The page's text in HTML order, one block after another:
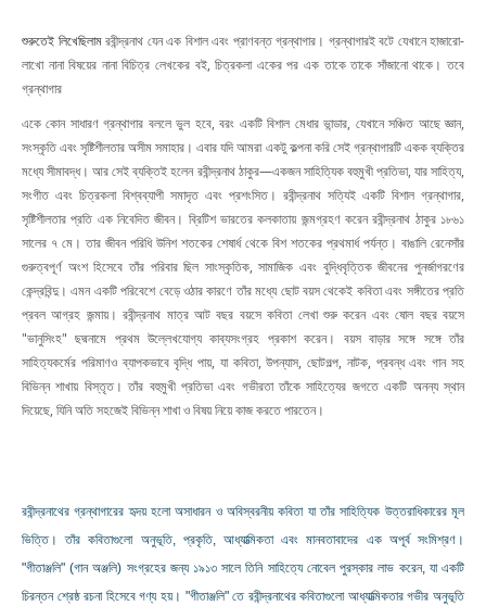
শুরুতেই লিখেছিলামরবীন্দ্রনাথ যেন এক বিশাল এবং প্রাণবন্ত গ্রন্থাগার। গ্রন্থাগারই বটে যেখানে হাজারো-
লাখো নানা বিষয়ের নানা বিচিত্র লেখকের বই, চিত্রকলা একের পর এক তাকে তাকে সাঁজানো থাকে। তবে
গ্রন্থাগার
একে কোন সাধারণ গ্রন্থাগার বললে ভুল হবে, বরং একটি বিশাল মেধার ভান্ডার, যেখানে সঞ্চিত আছে জ্ঞান,
সংস্কৃতি এবং সৃষ্টিশীলতার অসীম সমাহার। এবার যদি আমরা একটু কল্পনা করি সেই গ্রন্থাগারটি একক ব্যক্তির
মধ্যে সীমাবদ্ধ। আর সেই ব্যক্তিই হলেন রবীন্দ্রনাথ ঠাকুর—একজন সাহিত্যিক বহুমুখী প্রতিভা, যার সাহিত্য,
সংগীত এবং চিত্রকলা বিশ্বব্যাপী সমাদৃত এবং প্রশংসিত। রবীন্দ্রনাথ সত্যিই একটি বিশাল গ্রন্থাগার,
সৃষ্টিশীলতার প্রতি এক নিবেদিত জীবন। ব্রিটিশ ভারতের কলকাতায় জন্মগ্রহণ করেন রবীন্দ্রনাথ ঠাকুর ১৮৬১
সালের ৭ মে। তার জীবন পরিধি উনিশ শতকের শেষার্ধ থেকে বিশ শতকের প্রথমার্ধ পর্যন্ত। বাঙালি রেনেসাঁর
গুরুত্বপূর্ণ অংশ হিসেবে তাঁর পরিবার ছিল সাংস্কৃতিক, সামাজিক এবং বুদ্ধিবৃত্তিক জীবনের পুনর্জাগরণের
কেন্দ্রবিন্দু। এমন একটি পরিবেশে বেড়ে ওঠার কারণে তাঁর মধ্যে ছোট বয়স থেকেই কবিতা এবং সঙ্গীতের প্রতি
প্রবল আগ্রহ জন্মায়। রবীন্দ্রনাথ মাত্র আট বছর বয়সে কবিতা লেখা শুরু করেন এবং ষোল বছর বয়সে
"ভানুসিংহ" ছদ্মনামে প্রথম উল্লেখযোগ্য কাব্যসংগ্রহ প্রকাশ করেন। বয়স বাড়ার সঙ্গে সঙ্গে তাঁর
সাহিত্যকর্মের পরিমাণও ব্যাপকভাবে বৃদ্ধি পায়, যা কবিতা, উপন্যাস, ছোটগল্প, নাটক, প্রবন্ধ এবং গান সহ
বিভিন্ন শাখায় বিস্তৃত। তাঁর বহুমুখী প্রতিভা এবং গভীরতা তাঁকে সাহিত্যের জগতে একটি অনন্য স্থান
দিয়েছে, যিনি অতি সহজেই বিভিন্ন শাখা ও বিষয় নিয়ে কাজ করতে পারতেন।
রবীন্দ্রনাথের গ্রন্থাগারের হৃদয় হলো অসাধারন ও অবিস্বরনীয় কবিতা যা তাঁর সাহিত্যিক উত্তরাধিকারের মূল
ভিত্তি। তাঁর কবিতাগুলো অনুভূতি, প্রকৃতি, আধ্যাত্মিকতা এবং মানবতাবাদের এক অপূর্ব সংমিশ্রণ।
"গীতাঞ্জলি" (গান অঞ্জলি) সংগ্রহের জন্য ১৯১৩ সালে তিনি সাহিত্যে নোবেল পুরস্কার লাভ করেন, যা একটি
চিরন্তন শ্রেষ্ঠ রচনা হিসেবে গণ্য হয়। "গীতাঞ্জলি" তে রবীন্দ্রনাথের কবিতাগুলো আধ্যাত্মিকতার গভীর অনুভূতি